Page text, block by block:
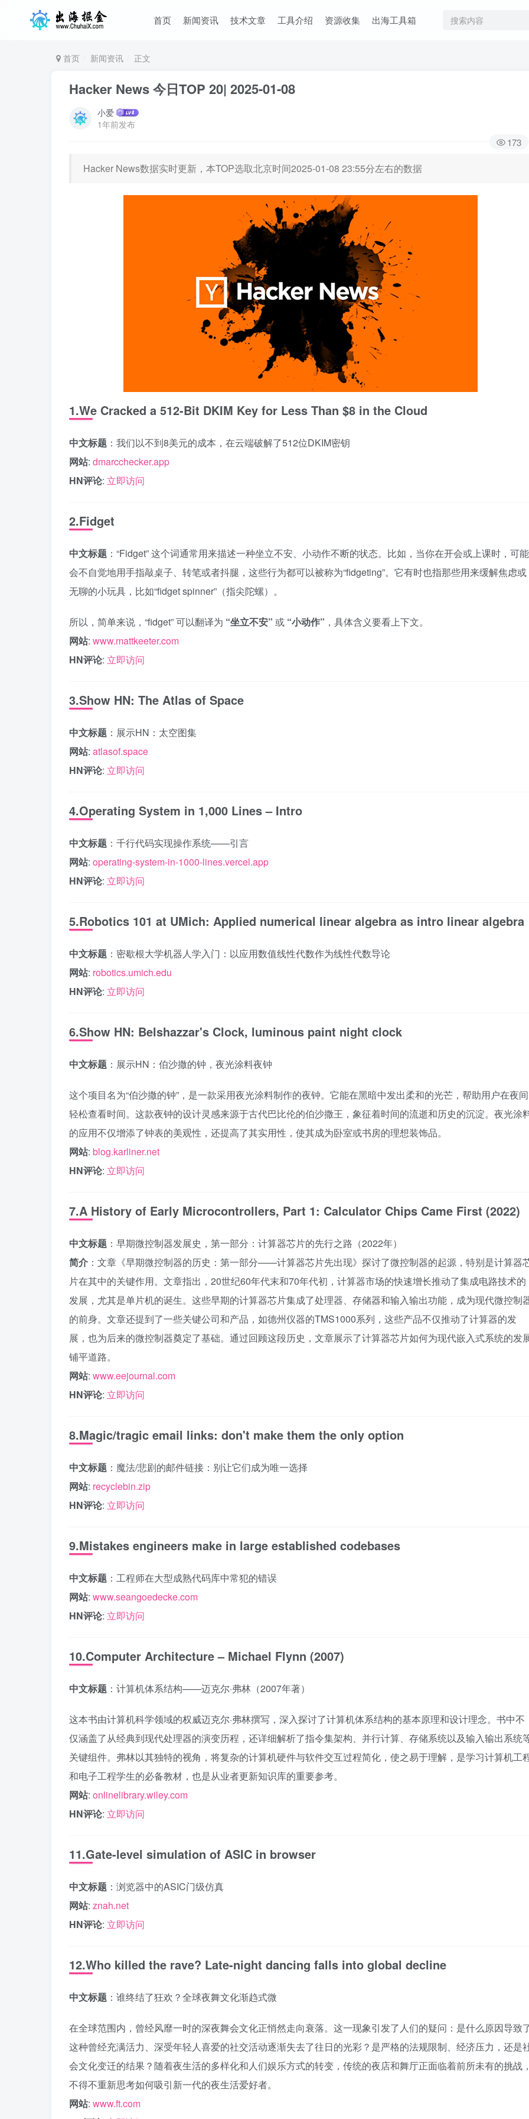
首页 新闻资讯 技术文章 工具介绍 资源收集 出海工具箱
首页 新闻资讯 正文
Hacker News 今日TOP 20| 2025-01-08
小爱
1年前发布
173
Hacker News数据实时更新，本TOP选取北京时间2025-01-08 23:55分左右的数据
1.We Cracked a 512-Bit DKIM Key for Less Than $8 in the Cloud
中文标题 ：我们以不到8美元的成本，在云端破解了512位DKIM密钥
网站: dmarcchecker.app
HN评论: 立即访问
2.Fidget
中文标题 ：“Fidget” 这个词通常用来描述一种坐立不安、小动作不断的状态。比如，当你在开会或上课时，可能
会不自觉地用手指敲桌子、转笔或者抖腿，这些行为都可以被称为“fidgeting”。它有时也指那些用来缓解焦虑或
无聊的小玩具，比如“fidget spinner”（指尖陀螺）。
所以，简单来说，“fidget” 可以翻译为 “坐立不安” 或 “小动作” ，具体含义要看上下文。
网站: www.mattkeeter.com
HN评论: 立即访问
3.Show HN: The Atlas of Space
中文标题 ：展示HN：太空图集
网站: atlasof.space
HN评论: 立即访问
4.Operating System in 1,000 Lines – Intro
中文标题 ：千行代码实现操作系统——引言
网站: operating-system-in-1000-lines.vercel.app
HN评论: 立即访问
5.Robotics 101 at UMich: Applied numerical linear algebra as intro linear algebra
中文标题 ：密歇根大学机器人学入门：以应用数值线性代数作为线性代数导论
网站: robotics.umich.edu
HN评论: 立即访问
6.Show HN: Belshazzar's Clock, luminous paint night clock
中文标题 ：展示HN：伯沙撒的钟，夜光涂料夜钟
这个项目名为“伯沙撒的钟”，是一款采用夜光涂料制作的夜钟。它能在黑暗中发出柔和的光芒，帮助用户在夜间
轻松查看时间。这款夜钟的设计灵感来源于古代巴比伦的伯沙撒王，象征着时间的流逝和历史的沉淀。夜光涂
的应用不仅增添了钟表的美观性，还提高了其实用性，使其成为卧室或书房的理想装饰品。
网站: blog.karliner.net
HN评论: 立即访问
7.A History of Early Microcontrollers, Part 1: Calculator Chips Came First (2022)
中文标题 ：早期微控制器发展史，第一部分：计算器芯片的先行之路（2022年）
简介 ：文章《早期微控制器的历史：第一部分——计算器芯片先出现》探讨了微控制器的起源，特别是计算器
片在其中的关键作用。文章指出，20世纪60年代末和70年代初，计算器市场的快速增长推动了集成电路技术的
发展，尤其是单片机的诞生。这些早期的计算器芯片集成了处理器、存储器和输入输出功能，成为现代微控制
的前身。文章还提到了一些关键公司和产品，如德州仪器的TMS1000系列，这些产品不仅推动了计算器的发
展，也为后来的微控制器奠定了基础。通过回顾这段历史，文章展示了计算器芯片如何为现代嵌入式系统的发
铺平道路。
网站: www.eejournal.com
HN评论: 立即访问
8.Magic/tragic email links: don't make them the only option
中文标题 ：魔法/悲剧的邮件链接：别让它们成为唯一选择
网站: recyclebin.zip
HN评论: 立即访问
9.Mistakes engineers make in large established codebases
中文标题 ：工程师在大型成熟代码库中常犯的错误
网站: www.seangoedecke.com
HN评论: 立即访问
10.Computer Architecture – Michael Flynn (2007)
中文标题 ：计算机体系结构——迈克尔·弗林（2007年著）
这本书由计算机科学领域的权威迈克尔·弗林撰写，深入探讨了计算机体系结构的基本原理和设计理念。书中不
仅涵盖了从经典到现代处理器的演变历程，还详细解析了指令集架构、并行计算、存储系统以及输入输出系统
关键组件。弗林以其独特的视角，将复杂的计算机硬件与软件交互过程简化，使之易于理解，是学习计算机工
和电子工程学生的必备教材，也是从业者更新知识库的重要参考。
网站: onlinelibrary.wiley.com
HN评论: 立即访问
11.Gate-level simulation of ASIC in browser
中文标题 ：浏览器中的ASIC门级仿真
网站: znah.net
HN评论: 立即访问
12.Who killed the rave? Late-night dancing falls into global decline
中文标题 ：谁终结了狂欢？全球夜舞文化渐趋式微
在全球范围内，曾经风靡一时的深夜舞会文化正悄然走向衰落。这一现象引发了人们的疑问：是什么原因导致
这种曾经充满活力、深受年轻人喜爱的社交活动逐渐失去了往日的光彩？是严格的法规限制、经济压力，还是
会文化变迁的结果？随着夜生活的多样化和人们娱乐方式的转变，传统的夜店和舞厅正面临着前所未有的挑战
不得不重新思考如何吸引新一代的夜生活爱好者。
网站: www.ft.com